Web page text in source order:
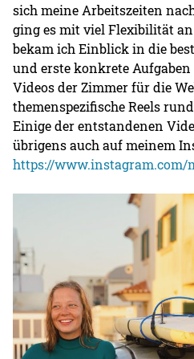
sich meine Arbeitszeiten
ging es mit viel Flexibilität
bekam ich Einblick in die
und erste konkrete
Videos der Zimmer für die
themenspezifische Reels
Einige der entstandenen
übrigens auch auf meinem
https://www.instagram.com/